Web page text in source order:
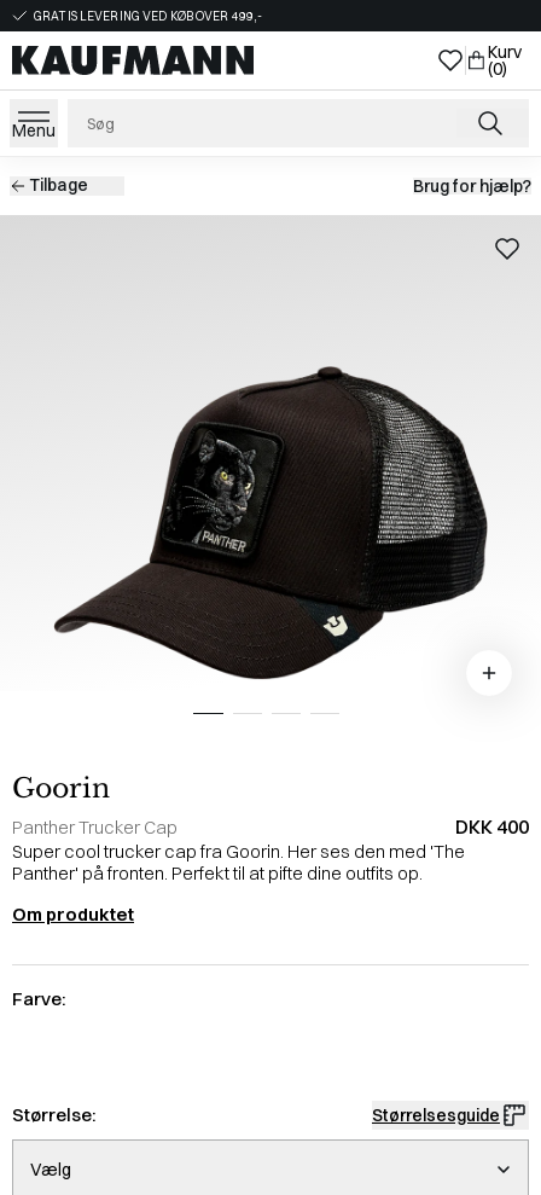
GRATIS LEVERING VED KØB OVER 499,-
Kurv
(0)
Menu
Tilbage Brug for hjælp?
Goorin
Panther Trucker Cap DKK 400
Super cool trucker cap fra Goorin. Her ses den med 'The
Panther' på fronten. Perfekt til at pifte dine outfits op.
Om produktet
Farve:
Størrelse: Størrelsesguide
Vælg